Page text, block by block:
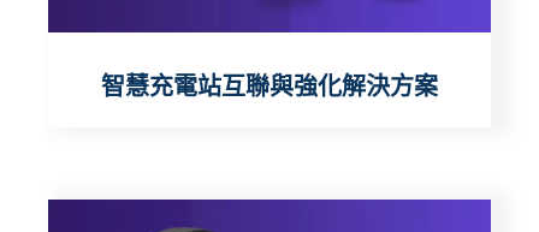
智慧充電站互聯與強化解決方案